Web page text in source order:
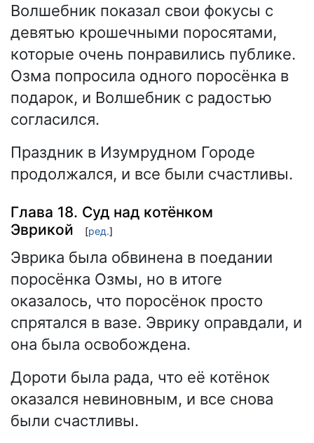
Волшебник показал свои фокусы с
девятью крошечными поросятами,
которые очень понравились публике.
Озма попросила одного поросёнка в
подарок, и Волшебник с радостью
согласился.
Праздник в Изумрудном Городе
продолжался, и все были счастливы.
Глава 18. Суд над котёнком
Эврикой
[ред.]
Эврика была обвинена в поедании
поросёнка Озмы, но в итоге
оказалось, что поросёнок просто
спрятался в вазе. Эврику оправдали, и
она была освобождена.
Дороти была рада, что её котёнок
оказался невиновным, и все снова
были счастливы.